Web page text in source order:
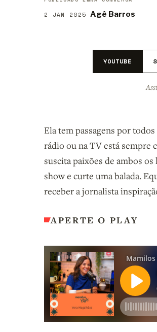
2 JAN 2025 Agê Barros
YOUTUBE
Ela tem passagens por
rádio ou na TV está sempre
suscita paixões de ambos
show e curte uma balada.
receber a jornalista
APERTE O PLAY